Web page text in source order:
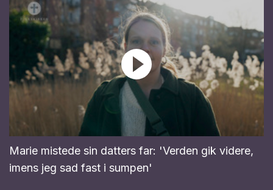
Marie mistede sin datters far: 'Verden gik videre,
imens jeg sad fast i sumpen'